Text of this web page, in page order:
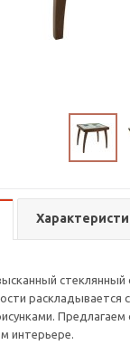
раскладывается
Предлагаем
интерьере.